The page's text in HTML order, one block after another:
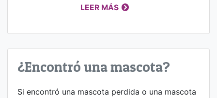
LEER MÁS
¿Encontró una mascota?
Si encontró una mascota perdida o una mascota